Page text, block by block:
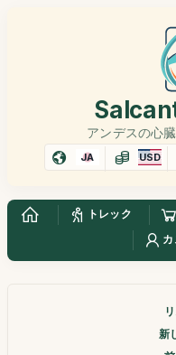
アンデスの心
JA USD
トレック
新